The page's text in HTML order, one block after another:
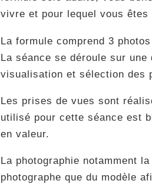
vivre et pour lequel vous êtes
La formule comprend 3
La séance se déroule sur
visualisation et sélection des
Les prises de vues sont
utilisé pour cette séance est
en valeur.
La photographie notamment
photographe que du modèle